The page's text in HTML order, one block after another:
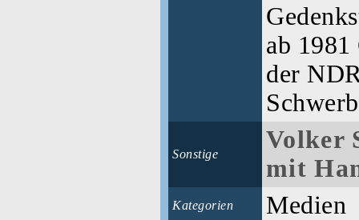
ab 1981
der
Sonstige
Volker
mit
Kategorien Medien